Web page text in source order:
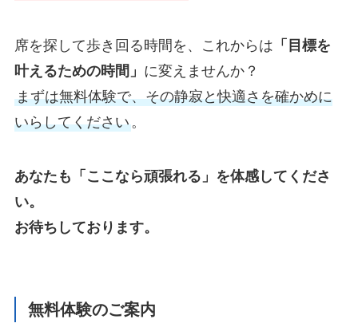
席を探して歩き回る時間を、これからは 「目標を
叶えるための時間」 に変えませんか？
まずは無料体験で、その静寂と快適さを確かめに
いらしてください。
あなたも「ここなら頑張れる」を体感してくださ
い。
お待ちしております。
無料体験のご案内